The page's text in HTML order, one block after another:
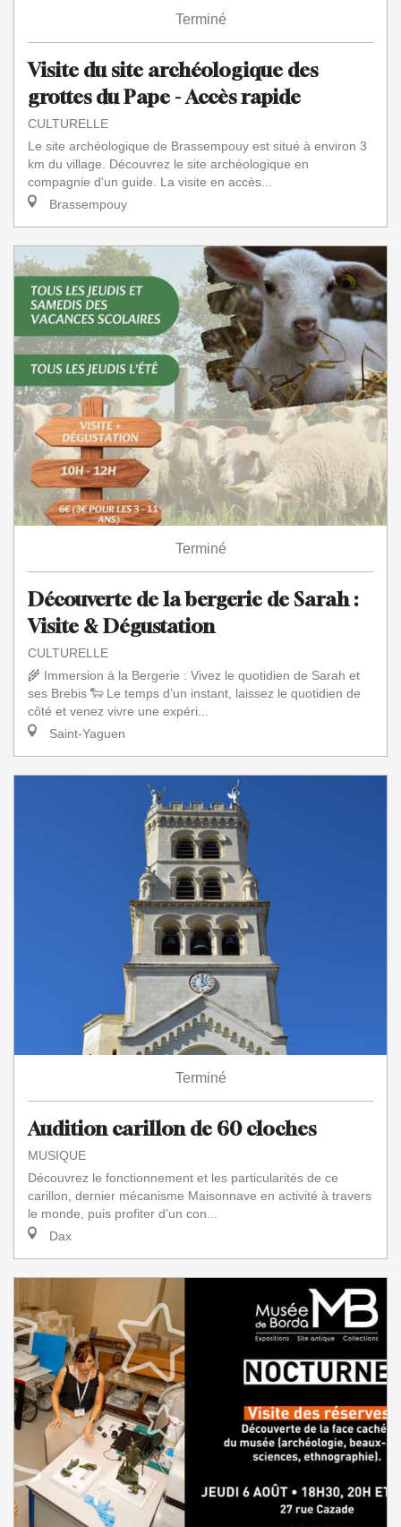
Terminé
Visite du site archéologique des
grottes du Pape - Accès rapide
CULTURELLE
Le site archéologique de Brassempouy est situé à environ 3
km du village. Découvrez le site archéologique en
compagnie d'un guide. La visite en accès...
Brassempouy
Terminé
Découverte de la bergerie de Sarah :
Visite & Dégustation
CULTURELLE
🌾 Immersion à la Bergerie : Vivez le quotidien de Sarah et
ses Brebis 🐑 Le temps d’un instant, laissez le quotidien de
côté et venez vivre une expéri...
Saint-Yaguen
Terminé
Audition carillon de 60 cloches
MUSIQUE
Découvrez le fonctionnement et les particularités de ce
carillon, dernier mécanisme Maisonnave en activité à travers
le monde, puis profiter d’un con...
Dax